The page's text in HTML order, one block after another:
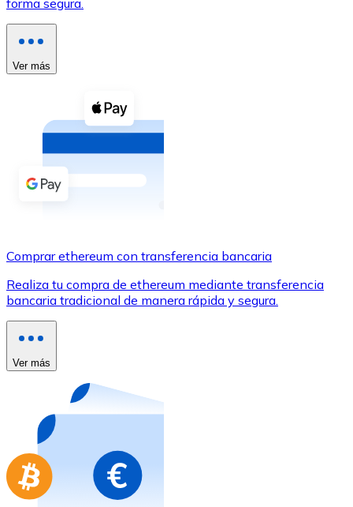
Ver todo
Compra criptomonedas con efectivo en tu tienda más
Comprar con efectivo
Transferencia SEPA
Añade fondos a tu cuenta Bitnovo o realiza compras
Comprar con Transferencia
Utiliza tarjetas Visa y Mastercard para comprar
Comprar con tarjeta
Tienda - Tarjetas regalo
Nuevo
Compra tarjetas regalo de tus marcas favoritas con
Ir a la tienda de tarjetas regalo
Ver más
Comprar ethereum con transferencia bancaria
Realiza tu compra de ethereum mediante transferencia
bancaria tradicional de manera rápida y segura.
Ver más